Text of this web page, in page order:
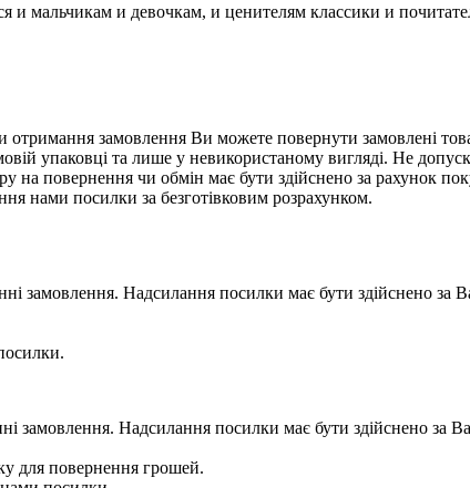
мальчикам и девочкам, и ценителям классики и
замовлення Ви можете повернути замовлені
упаковці та лише у невикористаному вигляді. Не
повернення чи обмін має бути здійснено за рахунок
нами посилки за безготівковим розрахунком.
замовлення. Надсилання посилки має бути
замовлення. Надсилання посилки має бути
для повернення грошей.